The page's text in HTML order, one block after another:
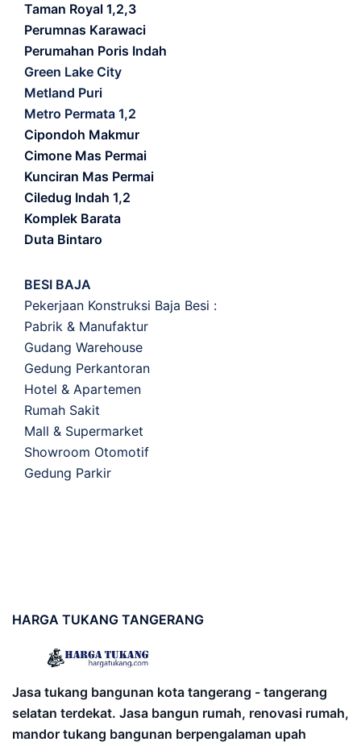
Taman Royal 1,2,3
Perumnas Karawaci
Perumahan Poris Indah
Green Lake City
Metland Puri
Metro Permata 1,2
Cipondoh Makmur
Cimone Mas Permai
Kunciran Mas Permai
Ciledug Indah 1,2
Komplek Barata
Duta Bintaro
BESI BAJA
Pekerjaan Konstruksi Baja Besi :
Pabrik & Manufaktur
Gudang Warehouse
Gedung Perkantoran
Hotel & Apartemen
Rumah Sakit
Mall & Supermarket
Showroom Otomotif
Gedung Parkir
HARGA TUKANG TANGERANG
Jasa tukang bangunan kota tangerang - tangerang
selatan terdekat. Jasa bangun rumah, renovasi rumah,
mandor tukang bangunan berpengalaman upah